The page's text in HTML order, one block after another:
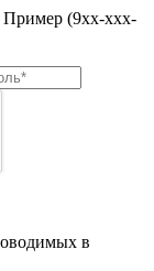
Пример (9хх-ххх-
в